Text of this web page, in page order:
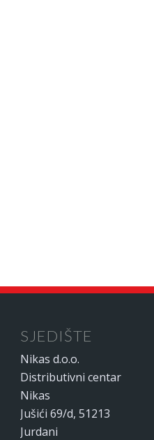
SJEDIŠTE
Nikas d.o.o.
Distributivni centar
Nikas
Jušići 69/d, 51213
Jurdani